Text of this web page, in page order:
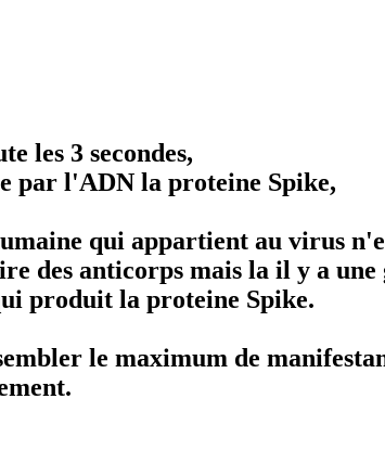
les 3 secondes,
par l'ADN la proteine Spike,
qui appartient au virus
des anticorps mais la il y a une
produit la proteine Spike.
le maximum de